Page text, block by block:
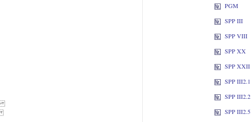
PGM
SPP III
SPP VIII
SPP XX
SPP XXII
SPP III2.1
SPP III2.2
SPP III2.5